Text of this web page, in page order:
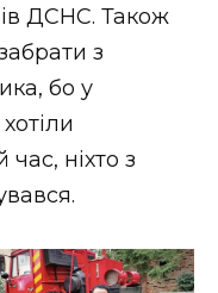
ДСНС. Також
з
бо у
ніхто з